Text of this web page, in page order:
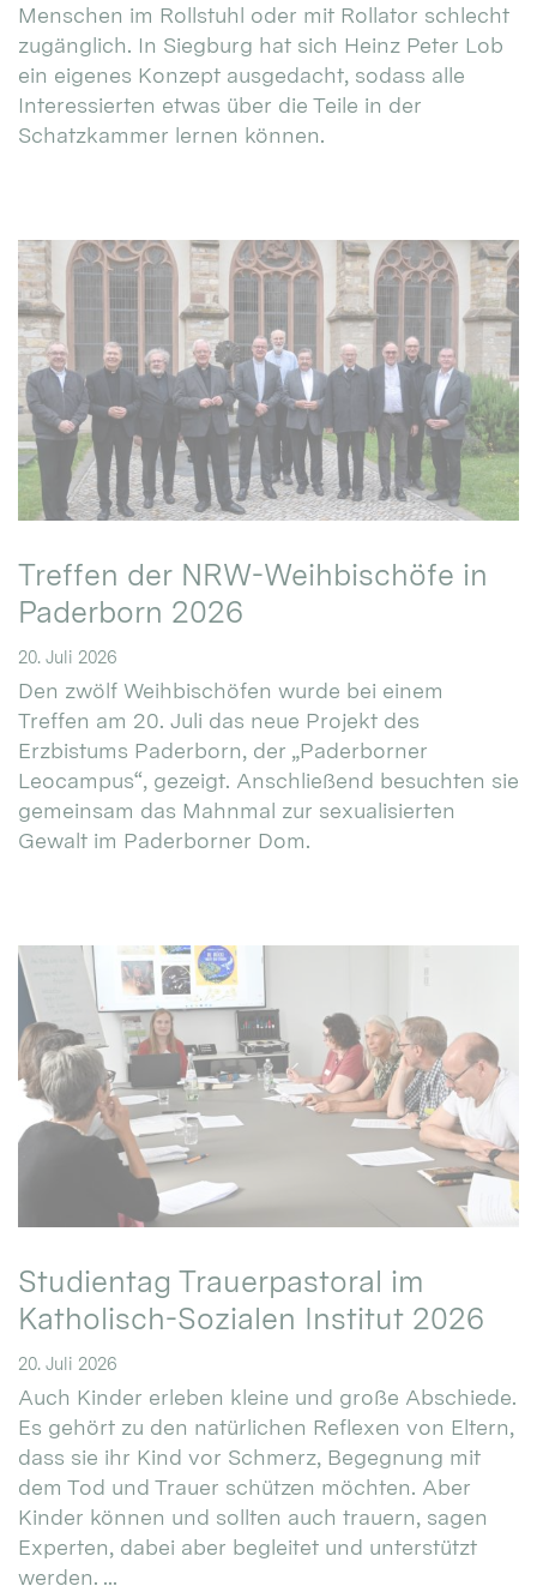
Menschen im Rollstuhl oder mit Rollator schlecht
zugänglich. In Siegburg hat sich Heinz Peter Lob
ein eigenes Konzept ausgedacht, sodass alle
Interessierten etwas über die Teile in der
Schatzkammer lernen können.
Treffen der NRW-Weihbischöfe in
Paderborn 2026
20. Juli 2026
Den zwölf Weihbischöfen wurde bei einem
Treffen am 20. Juli das neue Projekt des
Erzbistums Paderborn, der „Paderborner
Leocampus“, gezeigt. Anschließend besuchten sie
gemeinsam das Mahnmal zur sexualisierten
Gewalt im Paderborner Dom.
Studientag Trauerpastoral im
Katholisch-Sozialen Institut 2026
20. Juli 2026
Auch Kinder erleben kleine und große Abschiede.
Es gehört zu den natürlichen Reflexen von Eltern,
dass sie ihr Kind vor Schmerz, Begegnung mit
dem Tod und Trauer schützen möchten. Aber
Kinder können und sollten auch trauern, sagen
Experten, dabei aber begleitet und unterstützt
werden. ...